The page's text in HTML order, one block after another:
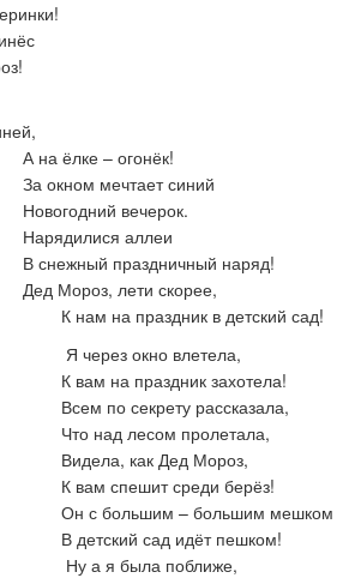
2
– огонёк!
синий
вечерок.
аллеи
наряд!
лети скорее,
в детский сад!
3
Я через окно влетела,
захотела!
рассказала,
пролетала,
Дед Мороз,
среди берёз!
– большим мешком
сад идёт пешком!
4
Ну а я была поближе,